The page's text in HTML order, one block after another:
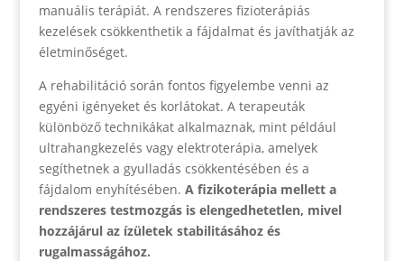
manuális terápiát. A rendszeres fizioterápiás
kezelések csökkenthetik a fájdalmat és javíthatják az
életminőséget.
A rehabilitáció során fontos figyelembe venni az
egyéni igényeket és korlátokat. A terapeuták
különböző technikákat alkalmaznak, mint például
ultrahangkezelés vagy elektroterápia, amelyek
segíthetnek a gyulladás csökkentésében és a
fájdalom enyhítésében. A fizikoterápia mellett a
rendszeres testmozgás is elengedhetetlen, mivel
hozzájárul az ízületek stabilitásához és
rugalmasságához.